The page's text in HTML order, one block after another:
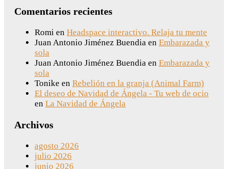
Comentarios recientes
Romi en Headspace interactivo. Relaja tu mente
Juan Antonio Jiménez Buendia en Embarazada y
sola
Juan Antonio Jiménez Buendia en Embarazada y
sola
Tonike en Rebelión en la granja (Animal Farm)
El deseo de Navidad de Ángela - Tu web de ocio
en La Navidad de Ángela
Archivos
agosto 2026
julio 2026
junio 2026